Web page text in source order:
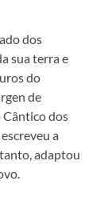
dos
sua terra e
do
de
Cântico dos
a
adaptou